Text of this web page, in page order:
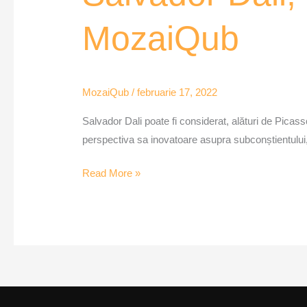
MozaiQub
MozaiQub /februarie 17, 2022
Salvador Dali poate fi considerat, alături de
perspectiva sa inovatoare asupra
suprarealismului
Read More »